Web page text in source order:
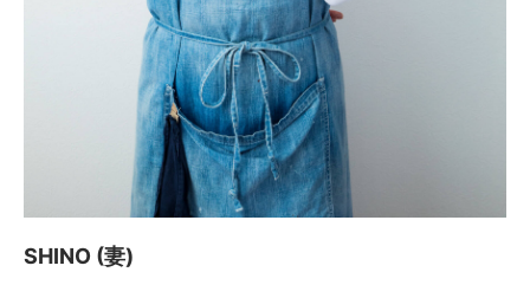
SHINO (妻)